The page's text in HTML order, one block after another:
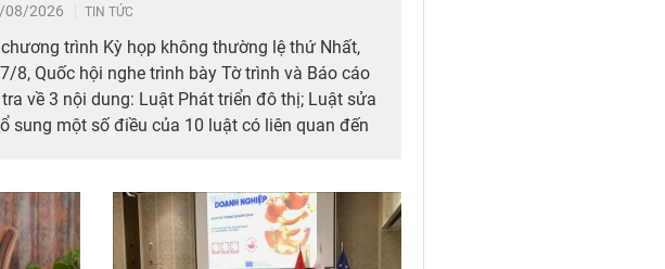
08/2026 TIN TỨC
trình Kỳ họp không thường lệ thứ Nhất,
8, Quốc hội nghe trình bày Tờ trình và Báo cáo
về 3 nội dung: Luật Phát triển đô thị; Luật sửa
sung một số điều của 10 luật có liên quan đến
của Luật Tần số vô tuyến điện, Luật Viễn
Luật Giao dịch điện tử và Luật Chuyển giao
Sau đó, Quốc hội thảo luận ở tổ về 3 dự án